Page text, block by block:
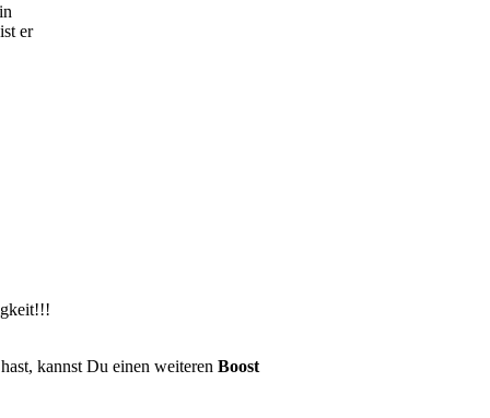
er
kannst Du einen weiteren Boost